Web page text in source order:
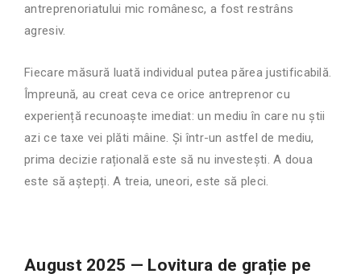
antreprenoriatului mic românesc, a fost restrâns
agresiv.
Fiecare măsură luată individual putea părea justificabilă.
Împreună, au creat ceva ce orice antreprenor cu
experiență recunoaște imediat: un mediu în care nu știi
azi ce taxe vei plăti mâine. Și într-un astfel de mediu,
prima decizie rațională este să nu investești. A doua
este să aștepți. A treia, uneori, este să pleci.
August 2025 — Lovitura de grație pe